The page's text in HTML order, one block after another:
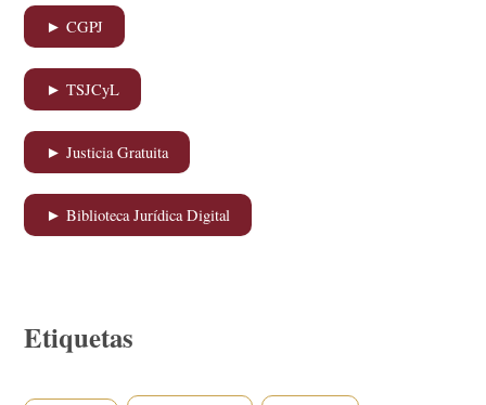
► CGPJ
► TSJCyL
► Justicia Gratuita
► Biblioteca Jurídica Digital
Etiquetas